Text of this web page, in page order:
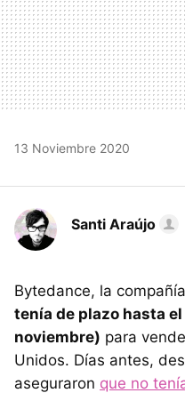
13 Noviembre 2020
Santi Araújo
Bytedance, la
tenía de plazo hasta
noviembre) para
Unidos. Días antes,
aseguraron que no